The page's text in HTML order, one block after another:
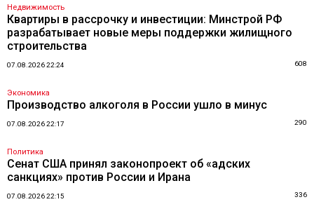
Недвижимость
Квартиры в рассрочку и инвестиции: Минстрой РФ
разрабатывает новые меры поддержки жилищного
строительства
07.08.2026 22:24 608
Экономика
Производство алкоголя в России ушло в минус
07.08.2026 22:17 290
Политика
Сенат США принял законопроект об «адских
санкциях» против России и Ирана
07.08.2026 22:15 336